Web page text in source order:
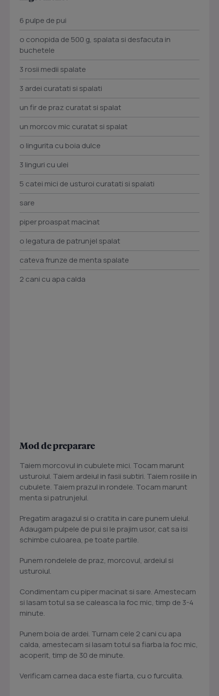
6 pulpe de pui
o conopida de 500 g, spalata si desfacuta in
buchetele
3 rosii medii spalate
3 ardei curatati si spalati
un fir de praz curatat si spalat
un morcov mic curatat si spalat
o lingurita cu boia dulce
3 linguri cu ulei
5 catei mici de usturoi curatati si spalati
sare
piper proaspat macinat
o legatura de patrunjel spalat
cateva frunze de menta spalate
2 cani cu apa calda
Mod de preparare
Taiem morcovul in cubulete mici. Tocam marunt
usturoiul. Taiem ardeiul in fasii subtiri. Taiem rosiile in
cubulete. Taiem prazul in rondele. Tocam marunt
menta si patrunjelul.
Pregatim aragazul si o cratita in care punem uleiul.
Adaugam pulpele de pui si le prajim usor, cat sa isi
schimbe culoarea, pe toate partile.
Punem rondelele de praz, morcovul, ardeiul si
usturoiul.
Condimentam cu piper macinat si sare. Amestecam
si lasam totul sa se caleasca la foc mic, timp de 3-4
minute.
Punem boia de ardei. Turnam cele 2 cani cu apa
calda, amestecam si lasam totul sa fiarba la foc mic,
acoperit, timp de 30 de minute.
Verificam carnea daca este fiarta, cu o furculita.